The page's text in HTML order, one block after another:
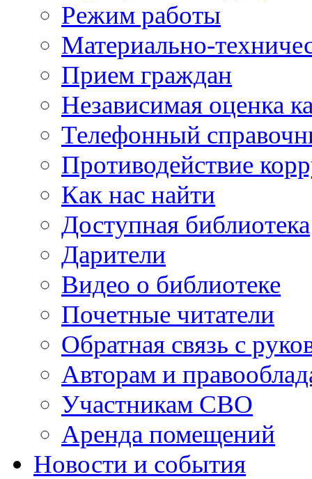
Режим работы
Материально-
Прием граждан
Независимая оценка
Телефонный
Противодействие
Как нас найти
Доступная библиотека
Дарители
Видео о библиотеке
Почетные читатели
Обратная связь с
Авторам и
Участникам СВО
Аренда помещений
Новости и события